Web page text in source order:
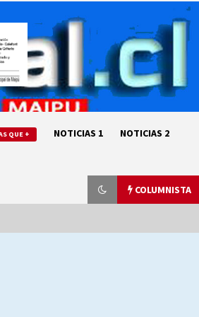
QUE + NOTICIAS 1 NOTICIAS 2
COLUMNISTA